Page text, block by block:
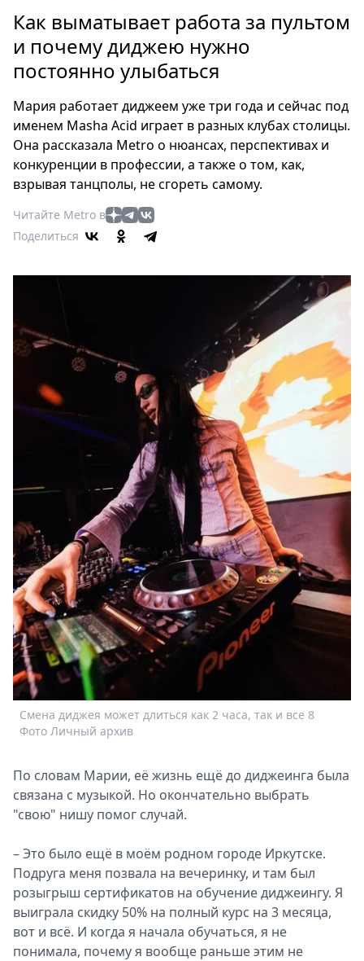
Россия
Мир
Здоровье
Туризм
Мода
Театр
Кино
Афиша
Книги
Пресс-
Metro
Стримы
Спецпроекты
Выборы
2026
Скачай
Как выматывает работа за пультом
и почему диджею нужно
постоянно улыбаться
Мария работает диджеем уже три года и сейчас под
именем Masha Acid играет в разных клубах столицы.
Она рассказала Metro о нюансах, перспективах и
конкуренции в профессии, а также о том, как,
взрывая танцполы, не сгореть самому.
Читайте Metro в
Поделиться
Смена диджея может длиться как 2 часа, так и все 8
Фото Личный архив
По словам Марии, её жизнь ещё до диджеинга была
связана с музыкой. Но окончательно выбрать
"свою" нишу помог случай.
– Это было ещё в моём родном городе Иркутске.
Подруга меня позвала на вечеринку, и там был
розыгрыш сертификатов на обучение диджеингу. Я
выиграла скидку 50% на полный курс на 3 месяца,
вот и всё. И когда я начала обучаться, я не
понимала, почему я вообще раньше этим не